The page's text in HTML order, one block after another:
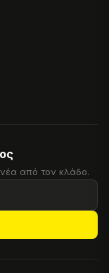
από τον κλάδο.